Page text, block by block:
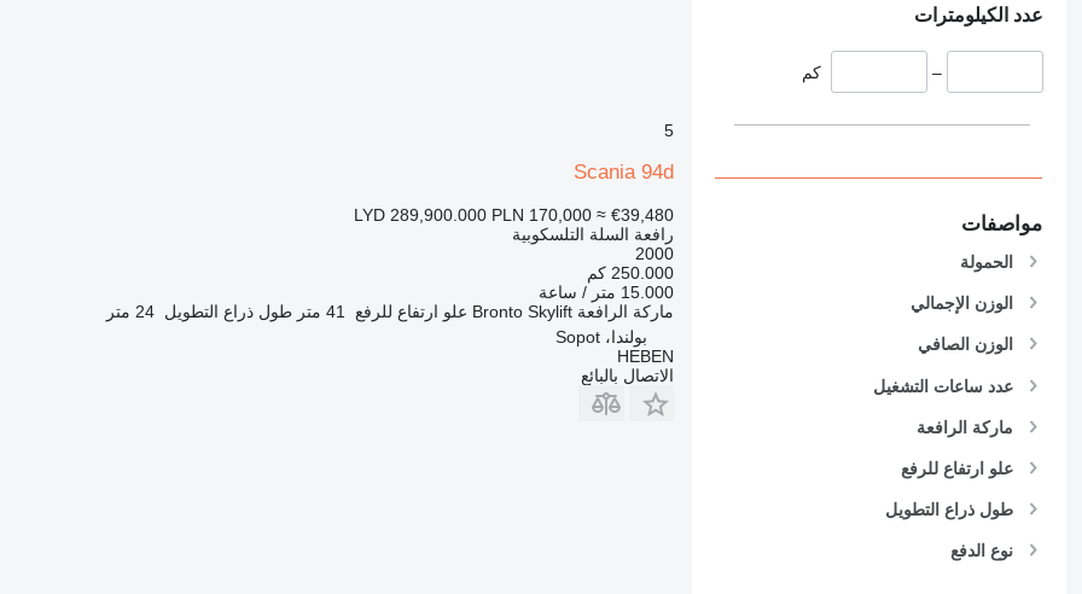
عدد الكيلومترات
– كم
مواصفات
الحمولة
الوزن الإجمالي
الوزن الصافي
عدد ساعات التشغيل
ماركة الرافعة
علو ارتفاع للرفع
طول ذراع التطويل
نوع الدفع
5
Scania 94d
LYD 289,900.000 PLN 170,000 ≈ €39,480
رافعة السلة التلسكوبية
2000
250.000 كم
15.000 متر / ساعة
ماركة الرافعة Bronto Skylift علو ارتفاع للرفع 41 متر طول ذراع التطويل 24 متر
بولندا، Sopot
HEBEN
الاتصال بالبائع